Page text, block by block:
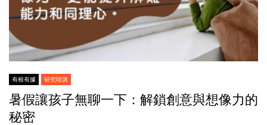
有根有據 研究咁講
暑假讓孩子無聊一下：解鎖創意與想像力的
秘密